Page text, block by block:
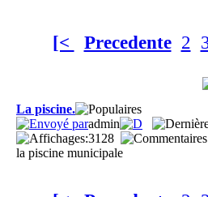
[< Precedente 2
La piscine.
admin
3128
la piscine municipale